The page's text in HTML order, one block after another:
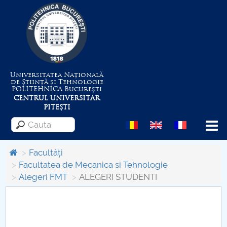
Universitatea Națională
de Știință și Tehnologie
POLITEHNICABucurești
CENTRUL UNIVERSITAR
PITEȘTI
Menu
Despre Universitate
Facultăți
Facultatea de Mecanica si Tehnologie
Alegeri FMT
ALEGERI STUDENTI